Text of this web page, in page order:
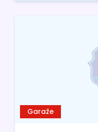
Garaže